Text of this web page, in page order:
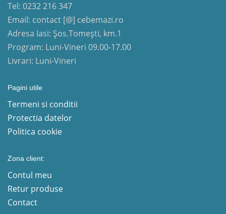
Tel: 0232 216 347
Email: contact [@] cebemazi.ro
Adresa Iasi: Șos.Tomești, km.1
Program: Luni-Vineri 09.00-17.00
Livrari: Luni-Vineri
Pagini utile
Termeni si conditii
Protectia datelor
Politica cookie
Zona client:
Contul meu
Retur produse
Contact